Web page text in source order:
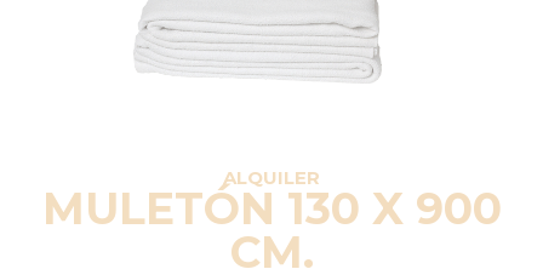
ALQUILER
MULETÓN 130 X 900
CM.